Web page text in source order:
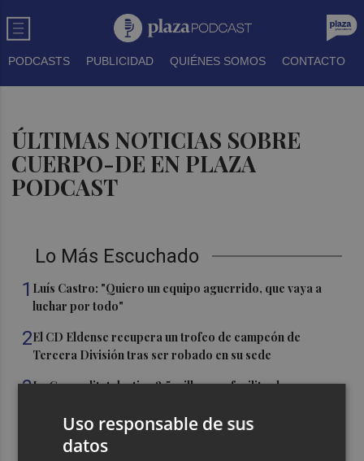
PODCASTS PUBLICIDAD QUIÉNES SOMOS CONTACTO
ÚLTIMAS NOTICIAS SOBRE
CUERPO-DE EN PLAZA
PODCAST
Lo Más Escuchado
1 Luís Castro: "Quiero un equipo aguerrido, que vaya a
luchar por todo"
2El CD Eldense recupera un trofeo de campeón de
Tercera División tras ser robado en su sede
3La Generalitat destina 2,5 millones a facilitar la
Burriana impulsa una asistencia para completar el PAI
de "Camí Serratella-Marge", paralizado desde hace más
Uso responsable de sus
datos